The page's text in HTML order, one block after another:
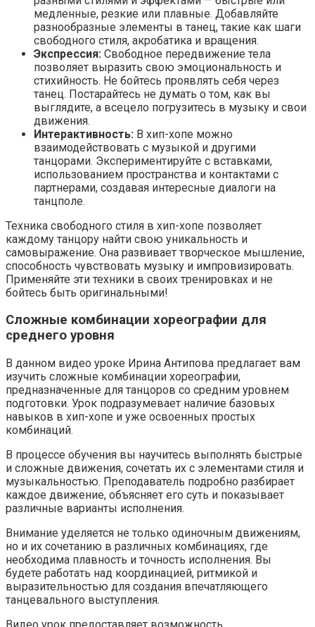
медленные, резкие или плавные. Добавляйте
разнообразные элементы в танец, такие как шаги
свободного стиля, акробатика и вращения.
Экспрессия: Свободное передвижение тела
позволяет выразить свою эмоциональность и
стихийность. Не бойтесь проявлять себя через
танец. Постарайтесь не думать о том, как вы
выглядите, а всецело погрузитесь в музыку и свои
движения.
Интерактивность: В хип-хопе можно
взаимодействовать с музыкой и другими
танцорами. Экспериментируйте с вставками,
использованием пространства и контактами с
партнерами, создавая интересные диалоги на
танцполе.
Техника свободного стиля в хип-хопе позволяет
каждому танцору найти свою уникальность и
самовыражение. Она развивает творческое мышление,
способность чувствовать музыку и импровизировать.
Применяйте эти техники в своих тренировках и не
бойтесь быть оригинальными!
Сложные комбинации хореографии для
среднего уровня
В данном видео уроке Ирина Антипова предлагает вам
изучить сложные комбинации хореографии,
предназначенные для танцоров со средним уровнем
подготовки. Урок подразумевает наличие базовых
навыков в хип-хопе и уже освоенных простых
комбинаций.
В процессе обучения вы научитесь выполнять быстрые
и сложные движения, сочетать их с элементами стиля и
музыкальностью. Преподаватель подробно разбирает
каждое движение, объясняет его суть и показывает
различные варианты исполнения.
Внимание уделяется не только одиночным движениям,
но и их сочетанию в различных комбинациях, где
необходима плавность и точность исполнения. Вы
будете работать над координацией, ритмикой и
выразительностью для создания впечатляющего
танцевального выступления.